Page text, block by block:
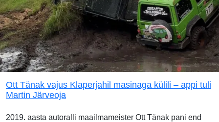
Ott Tänak vajus Klaperjahil masinaga külili – appi tuli
Martin Järveoja
2019. aasta autoralli maailmameister Ott Tänak pani end